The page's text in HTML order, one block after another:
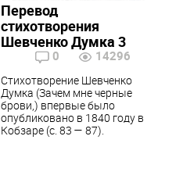
Перевод
стихотворения
Шевченко Думка 3
0 14296
Стихотворение Шевченко
Думка (Зачем мне черные
брови,) впервые было
опубликовано в 1840 году в
Кобзаре (с. 83 — 87).